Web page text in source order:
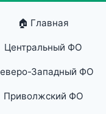
🏠 Главная
Центральный ФО
Западный ФО
Приволжский ФО